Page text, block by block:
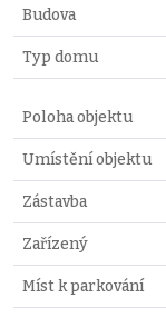
Budova
Typ domu
Poloha objektu
Umístění objektu
Zástavba
Zařízený
Míst k parkování